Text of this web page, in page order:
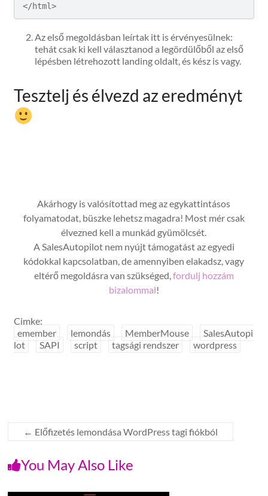
</html>
Az első megoldásban leírtak itt is érvényesülnek:
tehát csak ki kell választanod a legördülőből az első
lépésben létrehozott landing oldalt, és kész is vagy.
Tesztelj és élvezd az eredményt
Akárhogy is valósítottad meg az egykattintásos
folyamatodat, büszke lehetsz magadra! Most mér csak
élvezned kell a munkád gyümölcsét.
A SalesAutopilot nem nyújt támogatást az egyedi
kódokkal kapcsolatban, de amennyiben elakadsz, vagy
eltérő megoldásra van szükséged,fordulj hozzám
bizalommal!
Cimke:
emember
lemondás MemberMouse
SalesAutopi
lot
SAPI script tagsági rendszer wordpress
← Előfizetés lemondása WordPress tagi fiókból
You May Also Like